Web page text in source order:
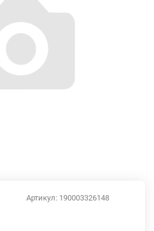
Артикул: 190003326148